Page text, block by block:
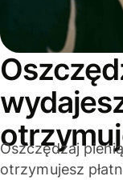
Oszczędzaj
otrzymujesz